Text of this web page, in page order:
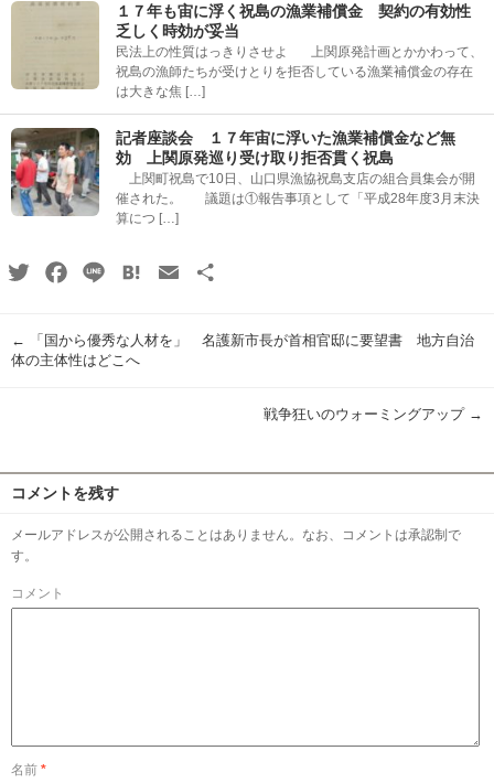
１７年も宙に浮く祝島の漁業補償金 契約の有効性
乏しく時効が妥当
民法上の性質はっきりさせよ 上関原発計画とかかわって、
祝島の漁師たちが受けとりを拒否している漁業補償金の存在
は大きな焦 […]
記者座談会 １７年宙に浮いた漁業補償金など無
効 上関原発巡り受け取り拒否貫く祝島
上関町祝島で10日、山口県漁協祝島支店の組合員集会が開
催された。 議題は①報告事項として「平成28年度3月末決
算につ […]
TwitterFacebook
Line HatenaEmail
←
「国から優秀な人材を」 名護新市長が首相官邸に要望書 地方自治
体の主体性はどこへ
戦争狂いのウォーミングアップ →
コメントを残す
メールアドレスが公開されることはありません。なお、コメントは承認制で
す。
コメント
名前 *